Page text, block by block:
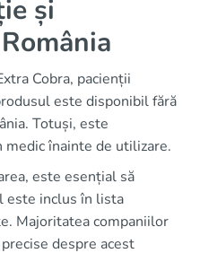
și
Cobra, pacienții
este disponibil fără
Totuși, este
medic înainte de utilizare.
este esențial să
este inclus în lista
Majoritatea companiilor
despre acest